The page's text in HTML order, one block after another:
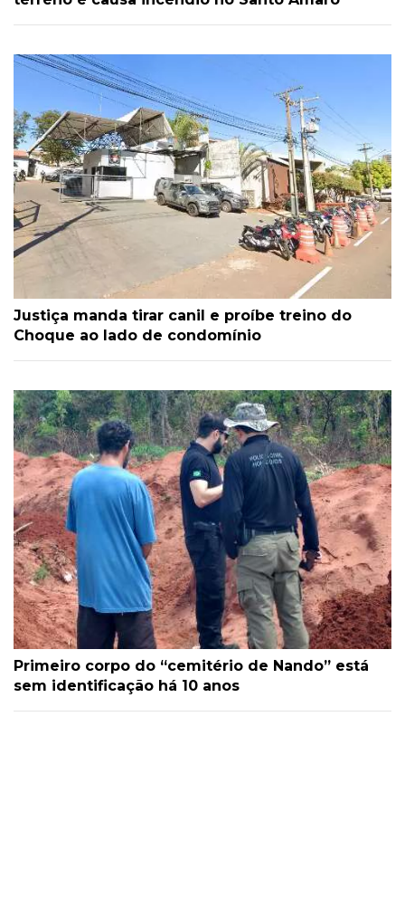
Justiça manda tirar canil e proíbe treino do
Choque ao lado de condomínio
Primeiro corpo do “cemitério de Nando” está
sem identificação há 10 anos